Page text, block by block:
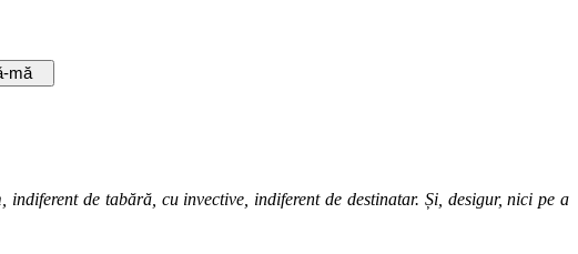
de tabără, cu invective, indiferent de destinatar. Și, desigur, nici pe a